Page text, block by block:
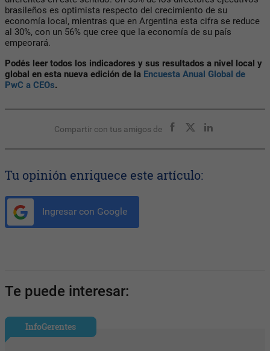
brasileños es optimista respecto del crecimiento de su
economía local, mientras que en Argentina esta cifra se reduce
al 30%, con un 56% que cree que la economía de su país
empeorará.
Podés leer todos los indicadores y sus resultados a nivel local y
global en esta nueva edición de la Encuesta Anual Global de
PwC a CEOs.
Compartir con tus amigos de
Tu opinión enriquece este artículo:
Ingresar con Google
Te puede interesar:
InfoGerentes